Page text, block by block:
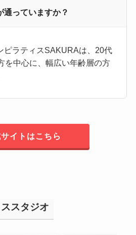
通っていますか？
ピラティスSAKURAは、20代
を中心に、幅広い年齢層の方
イトはこちら
スタジオ